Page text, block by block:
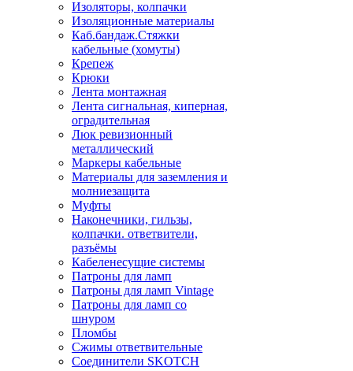
Изоляторы, колпачки
Изоляционные материалы
Каб.бандаж.Стяжки
кабельные (хомуты)
Крепеж
Крюки
Лента монтажная
Лента сигнальная, киперная,
оградительная
Люк ревизионный
металлический
Маркеры кабельные
Материалы для заземления и
молниезащита
Муфты
Наконечники, гильзы,
колпачки. ответвители,
разъёмы
Кабеленесущие системы
Патроны для ламп
Патроны для ламп Vintage
Патроны для ламп со
шнуром
Пломбы
Сжимы ответвительные
Соединители SKOTCH